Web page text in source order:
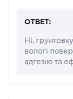
ОТВЕТ:
Ні,
вологі
адгезію та